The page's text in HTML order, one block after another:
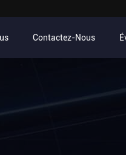
Contactez-Nous